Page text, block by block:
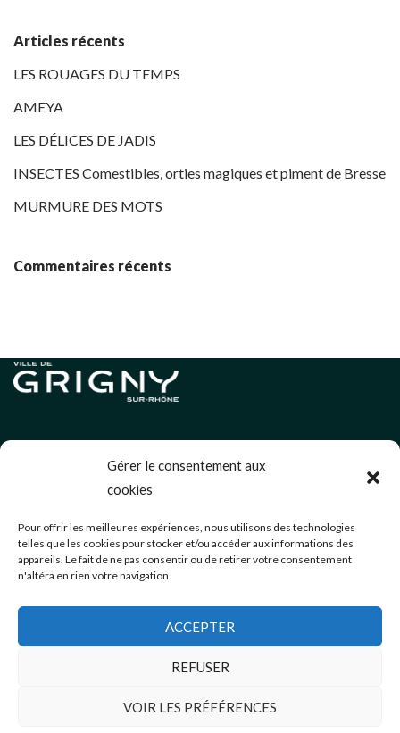
Gérer le consentement aux
cookies
Pour offrir les meilleures expériences, nous utilisons des technologies
telles que les cookies pour stocker et/ou accéder aux informations des
appareils. Le fait de ne pas consentir ou de retirer votre consentement
n'altéra en rien votre navigation.
ACCEPTER
REFUSER
VOIR LES PRÉFÉRENCES
Articles récents
LES ROUAGES DU TEMPS
AMEYA
LES DÉLICES DE JADIS
INSECTES Comestibles, orties magiques et piment de Bresse
MURMURE DES MOTS
Commentaires récents
Politique de cookies (UE)
Éditions précédentes
04 72 49 52 49
3 Avenue Jean Estragnat